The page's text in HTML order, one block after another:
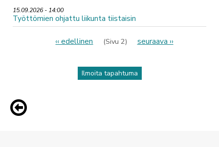
15.09.2026 - 14:00
Työttömien ohjattu liikunta tiistaisin
Edellinen
‹‹ edellinen (Sivu 2)
Seuraava
seuraava ››
Ilmoita tapahtuma